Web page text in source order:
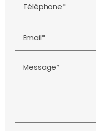
Téléphone*
Email*
Message*